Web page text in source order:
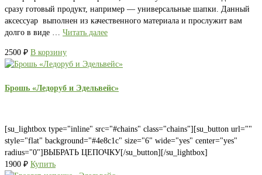
сразу готовый продукт, например — универсальные шапки. Данный
аксессуар выполнен из качественного материала и прослужит вам
долго в виде … Читать далее
2500 ₽ В корзину
Брошь «Ледоруб и Эдельвейс»
[su_lightbox type="inline" src="#chains" class="chains"][su_button url=""
style="flat" background="#4e8c1c" size="6" wide="yes" center="yes"
radius="0"]ВЫБРАТЬ ЦЕПОЧКУ[/su_button][/su_lightbox]
1900 ₽ Купить